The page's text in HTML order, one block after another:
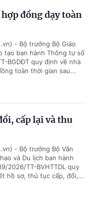
đồng dạy toàn
- Bộ trưởng Bộ Giáo
tạo ban hành Thông tư số
BGDĐT quy định về nhà
toàn thời gian sau...
cấp lại và thu
- Bộ trưởng Bộ Văn
và Du lịch ban hành
2026/TT-BVHTTDL quy
hồ sơ, thủ tục cấp, đổi,...